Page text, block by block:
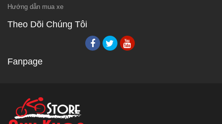
Hướng dẫn mua xe
Theo Dõi Chúng Tôi
Fanpage